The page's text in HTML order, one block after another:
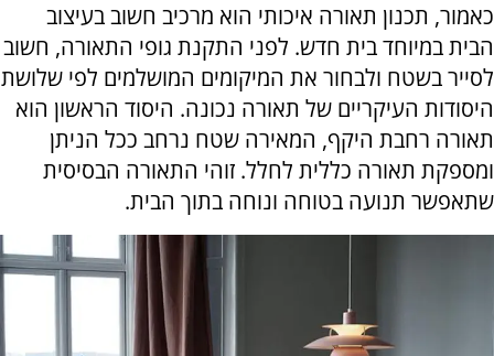
כאמור, תכנון תאורה איכותי הוא מרכיב חשוב בעיצוב
הבית במיוחד בית חדש. לפני התקנת גופי התאורה, חשוב
לסייר בשטח ולבחור את המיקומים המושלמים לפי שלושת
היסודות העיקריים של תאורה נכונה. היסוד הראשון הוא
תאורה רחבת היקף, המאירה שטח נרחב ככל הניתן
ומספקת תאורה כללית לחלל. זוהי התאורה הבסיסית
שתאפשר תנועה בטוחה ונוחה בתוך הבית.